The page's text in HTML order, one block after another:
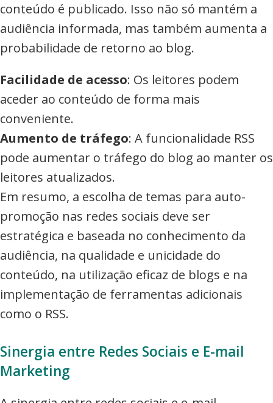
conteúdo é publicado. Isso não só mantém a
audiência informada, mas também aumenta a
probabilidade de retorno ao blog.
Facilidade de acesso: Os leitores podem
aceder ao conteúdo de forma mais
conveniente.
Aumento de tráfego: A funcionalidade RSS
pode aumentar o tráfego do blog ao manter os
leitores atualizados.
Em resumo, a escolha de temas para auto-
promoção nas redes sociais deve ser
estratégica e baseada no conhecimento da
audiência, na qualidade e unicidade do
conteúdo, na utilização eficaz de blogs e na
implementação de ferramentas adicionais
como o RSS.
Sinergia entre Redes Sociais e E-mail
Marketing